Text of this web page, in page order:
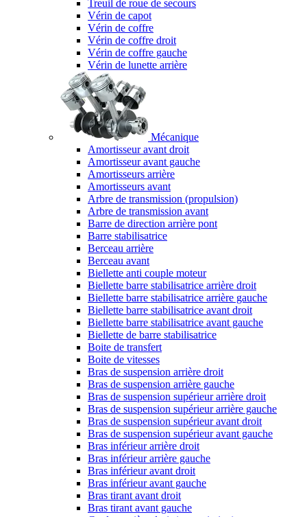
Treuil de roue de secours
Vérin de capot
Vérin de coffre
Vérin de coffre droit
Vérin de coffre gauche
Vérin de lunette arrière
Mécanique
Amortisseur avant droit
Amortisseur avant gauche
Amortisseurs arrière
Amortisseurs avant
Arbre de transmission (propulsion)
Arbre de transmission avant
Barre de direction arrière pont
Barre stabilisatrice
Berceau arrière
Berceau avant
Biellette anti couple moteur
Biellette barre stabilisatrice arrière droit
Biellette barre stabilisatrice arrière gauche
Biellette barre stabilisatrice avant droit
Biellette barre stabilisatrice avant gauche
Biellette de barre stabilisatrice
Boite de transfert
Boite de vitesses
Bras de suspension arrière droit
Bras de suspension arrière gauche
Bras de suspension supérieur arrière droit
Bras de suspension supérieur arrière gauche
Bras de suspension supérieur avant droit
Bras de suspension supérieur avant gauche
Bras inférieur arrière droit
Bras inférieur arrière gauche
Bras inférieur avant droit
Bras inférieur avant gauche
Bras tirant avant droit
Bras tirant avant gauche